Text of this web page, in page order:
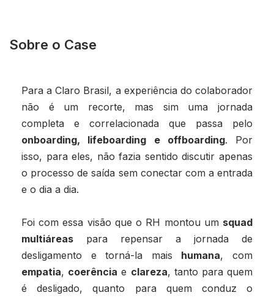
Sobre o Case
Para a Claro Brasil, a experiência do colaborador
não é um recorte, mas sim uma jornada
completa e correlacionada que passa pelo
onboarding, lifeboarding e offboarding. Por
isso, para eles, não fazia sentido discutir apenas
o processo de saída sem conectar com a entrada
e o dia a dia.
Foi com essa visão que o RH montou um squad
multiáreas para repensar a jornada de
desligamento e torná-la mais humana, com
empatia, coerência e clareza, tanto para quem
é desligado, quanto para quem conduz o